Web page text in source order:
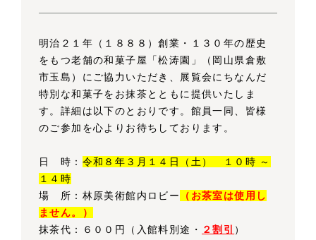
明治２１年（１８８８）創業・１３０年の歴史
をもつ老舗の和菓子屋「松涛園」（岡山県倉敷
市玉島）にご協力いただき、展覧会にちなんだ
特別な和菓子をお抹茶とともに提供いたしま
す。詳細は以下のとおりです。館員一同、皆様
のご参加を心よりお待ちしております。
日 時： 令和８年３月１４日（土） １０時 ～
１４時
場 所：林原美術館内ロビー
（お茶室は使用し
ません。）
抹茶代：６００円
（入館料別途・ ２割引 ）